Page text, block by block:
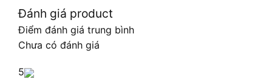
Đánh giá product
Điểm đánh giá trung bình
Chưa có đánh giá
5